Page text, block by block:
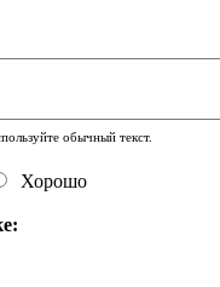
обычный текст.
Хорошо